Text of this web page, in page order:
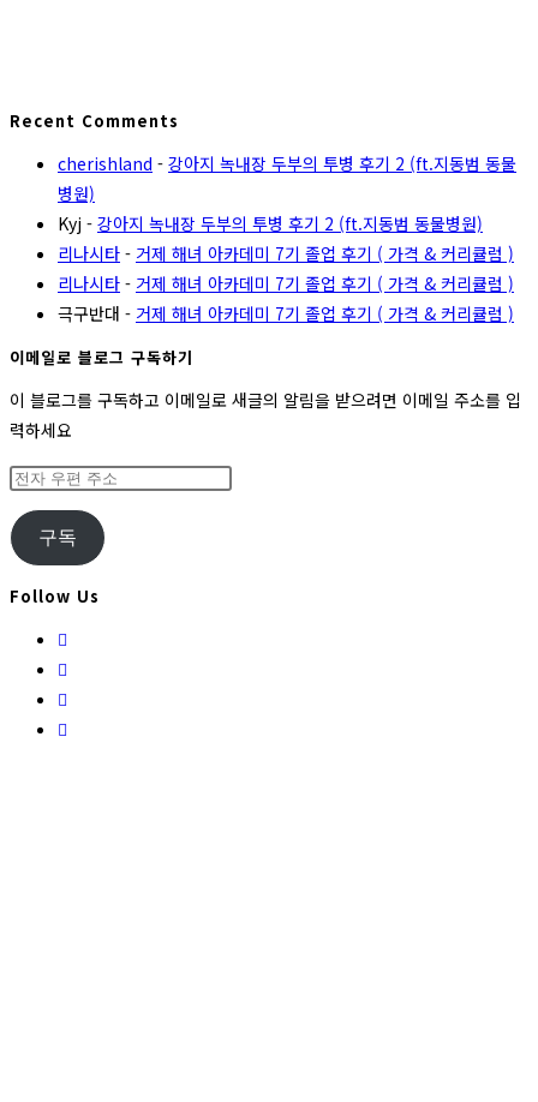
Recent Comments
cherishland - 강아지 녹내장 두부의 투병 후기 2 (ft.지동범 동물
병원)
Kyj - 강아지 녹내장 두부의 투병 후기 2 (ft.지동범 동물병원)
리나시타 - 거제 해녀 아카데미 7기 졸업 후기 ( 가격 & 커리큘럼 )
리나시타 - 거제 해녀 아카데미 7기 졸업 후기 ( 가격 & 커리큘럼 )
극구반대 - 거제 해녀 아카데미 7기 졸업 후기 ( 가격 & 커리큘럼 )
이메일로 블로그 구독하기
이 블로그를 구독하고 이메일로 새글의 알림을 받으려면 이메일 주소를 입
력하세요
전
우
편
주
구독
Follow Us